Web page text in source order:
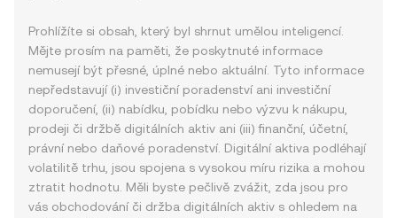
Prohlížíte si obsah, který byl shrnut umělou inteligencí.
Mějte prosím na paměti, že poskytnuté informace
nemusejí být přesné, úplné nebo aktuální. Tyto informace
nepředstavují (i) investiční poradenství ani investiční
doporučení, (ii) nabídku, pobídku nebo výzvu k nákupu,
prodeji či držbě digitálních aktiv ani (iii) finanční, účetní,
právní nebo daňové poradenství. Digitální aktiva podléhají
volatilitě trhu, jsou spojena s vysokou míru rizika a mohou
ztratit hodnotu. Měli byste pečlivě zvážit, zda jsou pro
vás obchodování či držba digitálních aktiv s ohledem na